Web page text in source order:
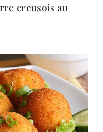
creusois au